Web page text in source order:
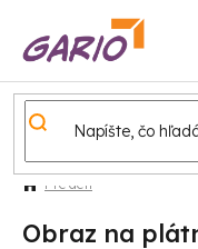
obsah
Pre deti
Obraz na